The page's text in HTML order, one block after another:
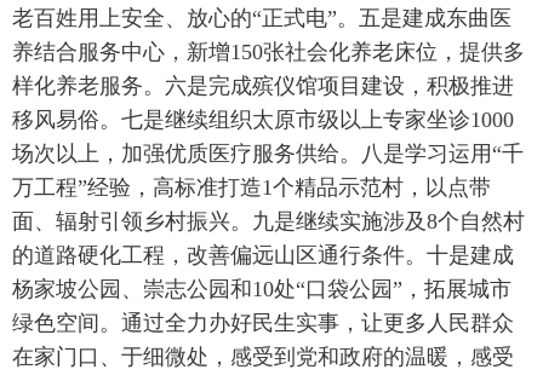
老百姓用上安全、放心的“正式电”。五是建成东曲医
养结合服务中心，新增150张社会化养老床位，提供多
样化养老服务。六是完成殡仪馆项目建设，积极推进
移风易俗。七是继续组织太原市级以上专家坐诊1000
场次以上，加强优质医疗服务供给。八是学习运用“千
万工程”经验，高标准打造1个精品示范村，以点带
面、辐射引领乡村振兴。九是继续实施涉及8个自然村
的道路硬化工程，改善偏远山区通行条件。十是建成
杨家坡公园、崇志公园和10处“口袋公园”，拓展城市
绿色空间。通过全力办好民生实事，让更多人民群众
在家门口、于细微处，感受到党和政府的温暖，感受